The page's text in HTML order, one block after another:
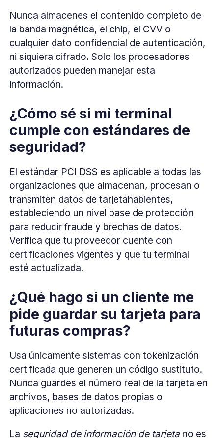
Nunca almacenes el contenido completo de
la banda magnética, el chip, el CVV o
cualquier dato confidencial de autenticación,
ni siquiera cifrado. Solo los procesadores
autorizados pueden manejar esta
información.
¿Cómo sé si mi terminal
cumple con estándares de
seguridad?
El estándar PCI DSS es aplicable a todas las
organizaciones que almacenan, procesan o
transmiten datos de tarjetahabientes,
estableciendo un nivel base de protección
para reducir fraude y brechas de datos.
Verifica que tu proveedor cuente con
certificaciones vigentes y que tu terminal
esté actualizada.
¿Qué hago si un cliente me
pide guardar su tarjeta para
futuras compras?
Usa únicamente sistemas con tokenización
certificada que generen un código sustituto.
Nunca guardes el número real de la tarjeta en
archivos, bases de datos propias o
aplicaciones no autorizadas.
La seguridad de información de tarjeta no es